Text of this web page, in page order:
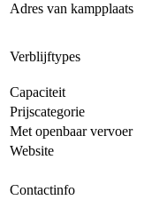
Adres van kampplaats
Verblijftypes
Capaciteit
Prijscategorie
Met openbaar vervoer
Website
Contactinfo